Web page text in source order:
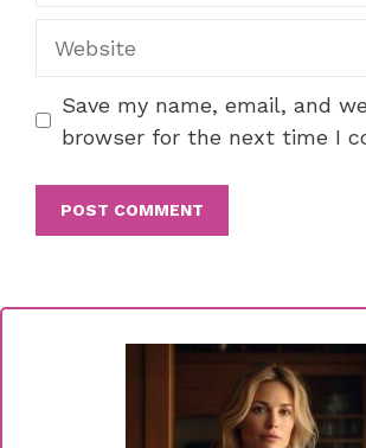
Save my name, email, and
browser for the next time I